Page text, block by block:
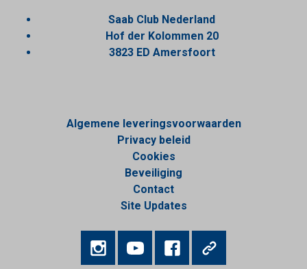
Saab Club Nederland
Hof der Kolommen 20
3823 ED Amersfoort
Algemene leveringsvoorwaarden
Privacy beleid
Cookies
Beveiliging
Contact
Site Updates